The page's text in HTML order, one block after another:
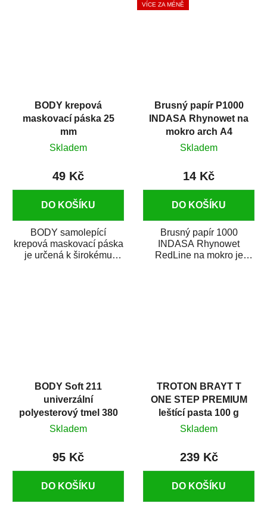
BODY krepová
maskovací páska 25
mm
Skladem
49 Kč
DO KOŠÍKU
BODY samolepící
krepová maskovací páska
je určená k širokému
VÍCE ZA MÉNĚ
Brusný papír P1000
INDASA Rhynowet na
mokro arch A4
Skladem
14 Kč
DO KOŠÍKU
Brusný papír 1000
INDASA Rhynowet
RedLine na mokro je
BODY Soft 211
univerzální
polyesterový tmel 380
g
Skladem
95 Kč
DO KOŠÍKU
TROTON BRAYT T
ONE STEP PREMIUM
leštící pasta 100 g
Skladem
239 Kč
DO KOŠÍKU